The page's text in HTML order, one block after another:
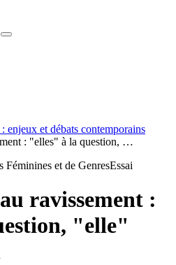
enjeux et débats contemporains
: "elles" à la question, …
Féminines et de GenresEssai
ravissement :
"elle"